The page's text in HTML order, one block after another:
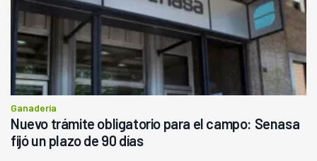
Ganadería
Nuevo trámite obligatorio para el campo: Senasa
fijó un plazo de 90 días